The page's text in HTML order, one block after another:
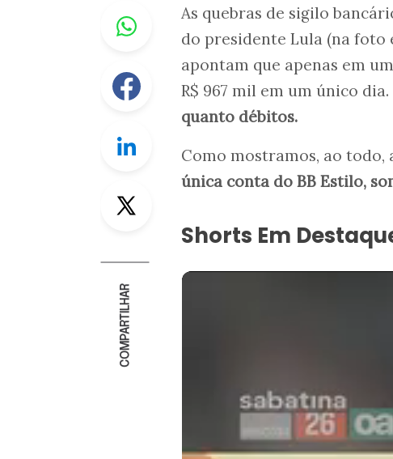
Whastapp
Facebook
Linkedin
Twitter
COMPARTILHAR
As quebras de sigilo
do presidente Lula (na foto
apontam que apenas em
R$ 967 mil em um único dia.
quanto débitos.
Como mostramos, ao todo,
única conta do BB Estilo,
Shorts Em